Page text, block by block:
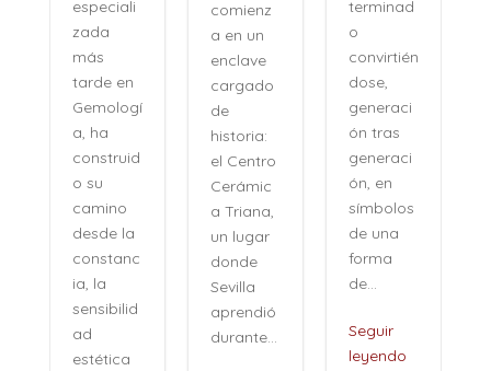
especiali
zada
más
tarde en
Gemologí
a, ha
construid
o su
camino
desde la
constanc
ia, la
sensibilid
ad
estética
comienz
a en un
enclave
cargado
de
historia:
el Centro
Cerámic
a Triana,
un lugar
donde
Sevilla
aprendió
durante...
terminad
o
convirtién
dose,
generaci
ón tras
generaci
ón, en
símbolos
de una
forma
de...
Seguir
leyendo